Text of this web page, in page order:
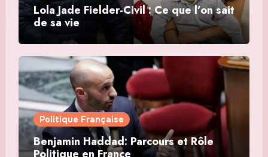
Lola Jade Fielder-Civil : Ce que l’on sait
de sa vie
Politique Française
Benjamin Haddad: Parcours et Rôle
Politique en France